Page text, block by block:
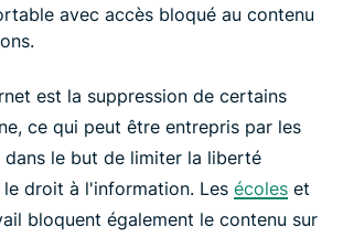
sur internet fonctionne-t-elle
avec un VPN
les VPN
est la suppression de certains
ce qui peut être entrepris par les
dans le but de limiter la liberté
droit à l'information. Les écoles et
bloquent également le contenu sur